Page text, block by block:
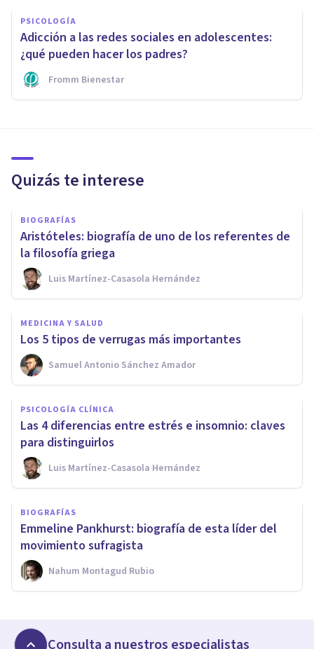
PSICOLOGÍA
Adicción a las redes sociales en adolescentes:
¿qué pueden hacer los padres?
Fromm Bienestar
Quizás te interese
BIOGRAFÍAS
Aristóteles: biografía de uno de los referentes de
la filosofía griega
Luis Martínez-Casasola Hernández
MEDICINA Y SALUD
Los 5 tipos de verrugas más importantes
Samuel Antonio Sánchez Amador
PSICOLOGÍA CLÍNICA
Las 4 diferencias entre estrés e insomnio: claves
para distinguirlos
Luis Martínez-Casasola Hernández
BIOGRAFÍAS
Emmeline Pankhurst: biografía de esta líder del
movimiento sufragista
Nahum Montagud Rubio
Consulta a nuestros especialistas